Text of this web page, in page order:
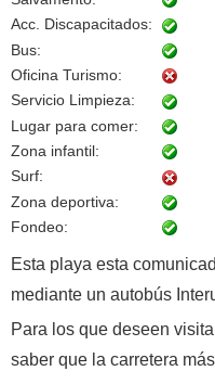
Acc. Discapacitados:
Bus:
Oficina Turismo:
Servicio Limpieza:
Lugar para comer:
Zona infantil:
Surf:
Zona deportiva:
Fondeo:
Esta playa esta
mediante un autobús
Para los que deseen
saber que la carretera